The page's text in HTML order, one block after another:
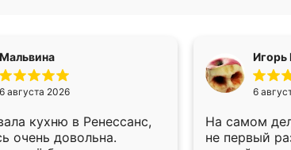
Мальвина
6 августа 2026
кухню в Ренессанс,
очень довольна.
Игорь
6
На самом
не первый